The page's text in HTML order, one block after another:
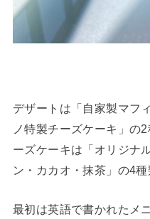
デザートは「自家製マフ
ノ特製チーズケーキ」の
ーズケーキは「オリジナ
ン・カカオ・抹茶」の4種
最初は英語で書かれたメ